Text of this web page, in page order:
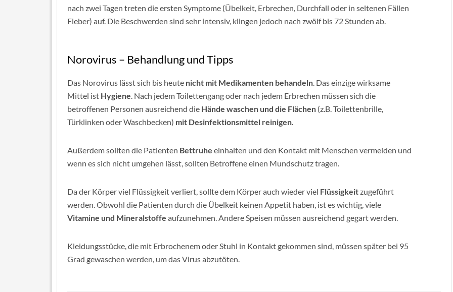
nach zwei Tagen treten die ersten Symptome (Übelkeit, Erbrechen, Durchfall oder in seltenen Fällen
Fieber) auf. Die Beschwerden sind sehr intensiv, klingen jedoch nach zwölf bis 72 Stunden ab.
Norovirus – Behandlung und Tipps
Das Norovirus lässt sich bis heute nicht mit Medikamenten behandeln. Das einzige wirksame
Mittel ist Hygiene. Nach jedem Toilettengang oder nach jedem Erbrechen müssen sich die
betroffenen Personen ausreichend die Hände waschen und die Flächen (z.B. Toilettenbrille,
Türklinken oder Waschbecken) mit Desinfektionsmittel reinigen.
Außerdem sollten die Patienten Bettruhe einhalten und den Kontakt mit Menschen vermeiden und
wenn es sich nicht umgehen lässt, sollten Betroffene einen Mundschutz tragen.
Da der Körper viel Flüssigkeit verliert, sollte dem Körper auch wieder viel Flüssigkeitzugeführt
werden. Obwohl die Patienten durch die Übelkeit keinen Appetit haben, ist es wichtig, viele
Vitamine und Mineralstoffe aufzunehmen. Andere Speisen müssen ausreichend gegart werden.
Kleidungsstücke, die mit Erbrochenem oder Stuhl in Kontakt gekommen sind, müssen später bei 95
Grad gewaschen werden, um das Virus abzutöten.